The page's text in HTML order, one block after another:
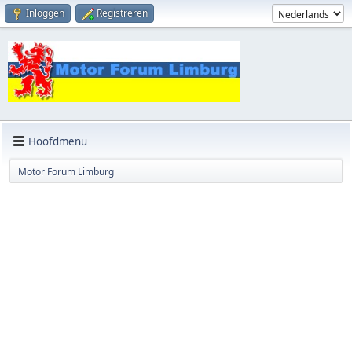
Inloggen Registreren
Hoofdmenu
Motor Forum Limburg